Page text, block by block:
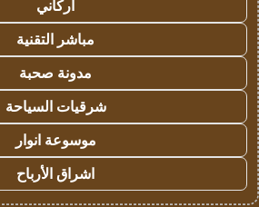
أركاني
مباشر التقنية
مدونة صحبة
شرقيات السياحة
موسوعة انوار
اشراق الأرباح